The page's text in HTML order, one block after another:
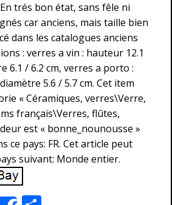
trés bon état, sans fêle ni
car anciens, mais taille bien
dans les catalogues anciens
: verres a vin : hauteur 12.1
6.1 / 6.2 cm, verres a porto :
5.6 / 5.7 cm. Cet item
« Céramiques, verres\Verre,
français\Verres, flûtes,
est « bonne_nounousse »
ce pays: FR. Cet article peut
suivant: Monde entier.